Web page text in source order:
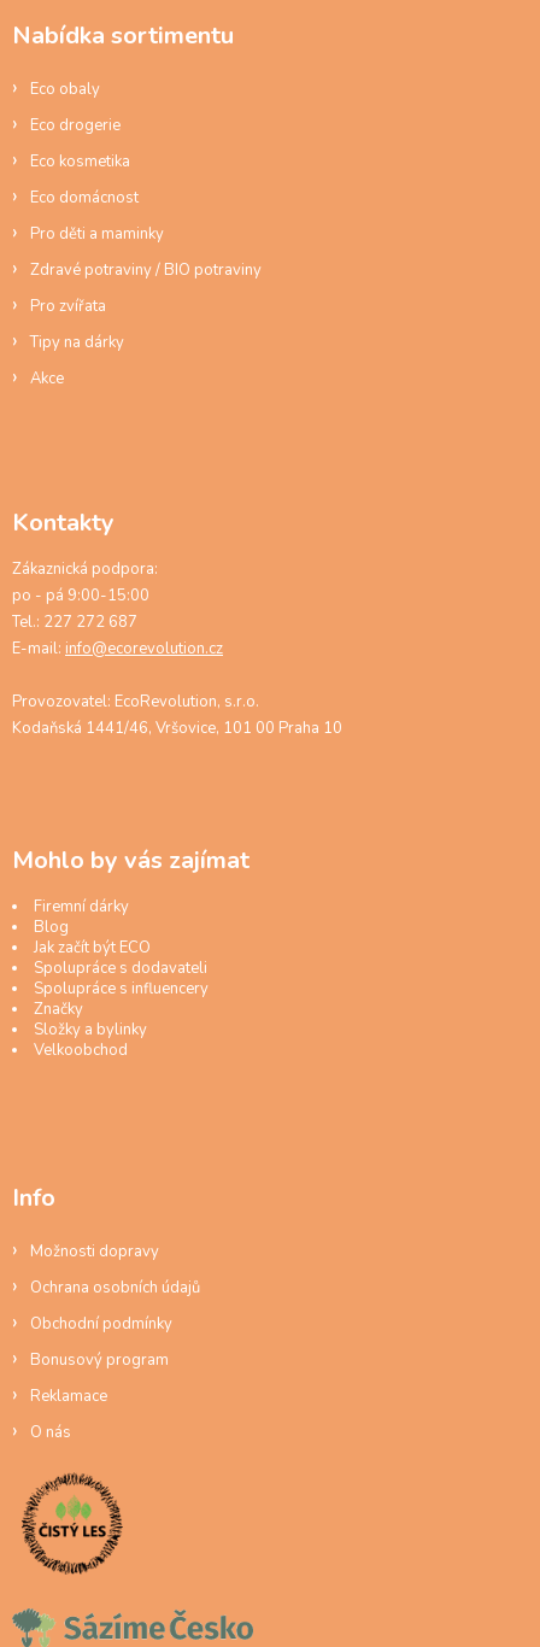
Nabídka sortimentu
Eco obaly
Eco drogerie
Eco kosmetika
Eco domácnost
Pro děti a maminky
Zdravé potraviny / BIO potraviny
Pro zvířata
Tipy na dárky
Akce
Kontakty
Zákaznická podpora:
po - pá 9:00-15:00
Tel.: 227 272 687
E-mail: info@ecorevolution.cz
Provozovatel: EcoRevolution, s.r.o.
Kodaňská 1441/46, Vršovice, 101 00 Praha 10
Mohlo by vás zajímat
Firemní dárky
Blog
Jak začít být ECO
Spolupráce s dodavateli
Spolupráce s influencery
Značky
Složky a bylinky
Velkoobchod
Info
Možnosti dopravy
Ochrana osobních údajů
Obchodní podmínky
Bonusový program
Reklamace
O nás